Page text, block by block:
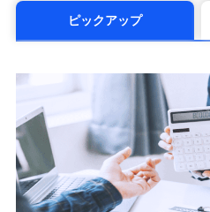
（https://www.msa-life.co.jp/
メットライフ生命株式会社
■少額短期保険
株式会社アシロ少額短期保
SBIいきいき少額短期保険
sedai.com/)
SBIペット少額短期保険株式
ssi.co.jp/)
ピックアップ